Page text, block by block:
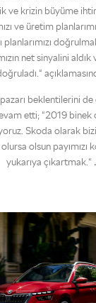
ve krizin büyüme
ve üretim
planlarımızı
net sinyalini aldık
beklentilerini
etti; “2019 binek
Skoda olarak
olsun payımızı
yukarıya çıkartmak.“ .